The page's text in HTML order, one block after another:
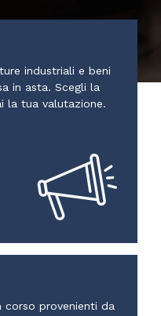
industriali e beni
in asta. Scegli la
la tua valutazione.
corso provenienti da